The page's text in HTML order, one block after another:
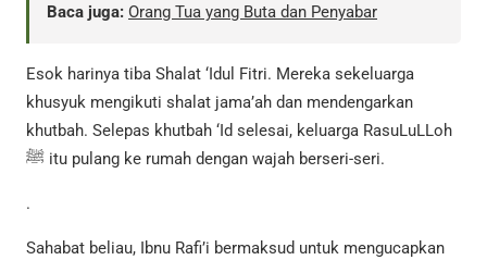
Baca juga: Orang Tua yang Buta dan Penyabar
Esok harinya tiba Shalat ‘Idul Fitri. Mereka sekeluarga
khusyuk mengikuti shalat jama’ah dan mendengarkan
khutbah. Selepas khutbah ‘Id selesai, keluarga RasuLuLLoh
ﷺ itu pulang ke rumah dengan wajah berseri-seri.
.
Sahabat beliau, Ibnu Rafi’i bermaksud untuk mengucapkan